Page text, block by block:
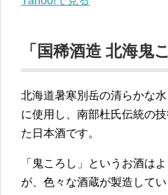
「国稀酒造 北海
北海道暑寒別岳の清らかな
に使用し、南部杜氏伝統の
た日本酒です。
「鬼ころし」というお酒は
が、色々な酒蔵が製造して